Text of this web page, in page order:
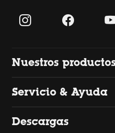
Nuestros
Servicio & Ayuda
Descargas